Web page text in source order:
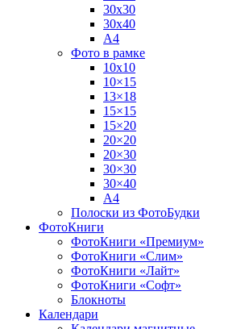
30х30
30х40
А4
Фото в рамке
10х10
10×15
13×18
15×15
15×20
20×20
20×30
30×30
30×40
A4
Полоски из ФотоБудки
ФотоКниги
ФотоКниги «Премиум»
ФотоКниги «Слим»
ФотоКниги «Лайт»
ФотоКниги «Софт»
Блокноты
Календари